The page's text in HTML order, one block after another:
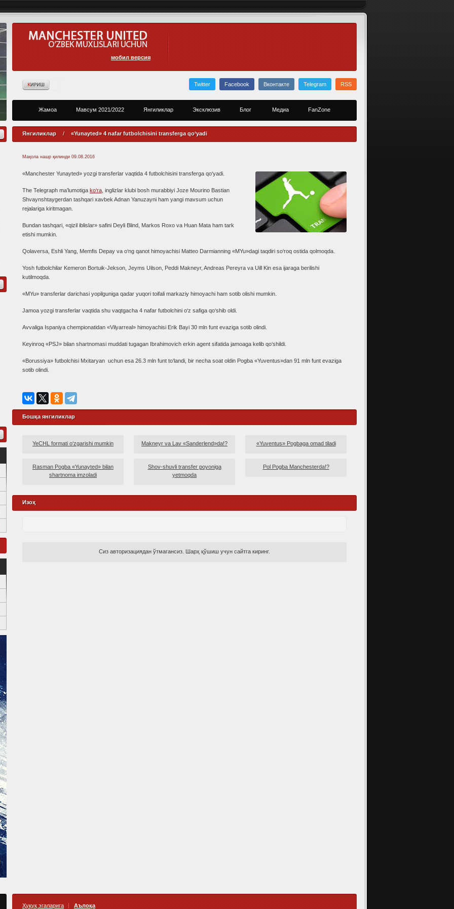
мобил версия
Twitter Facebook Вконтакте Telegram RSS
Жамоа Мавсум 2021/2022 Янгиликлар Эксклюзив Блог Медиа FanZone
Янгиликлар / «Yunayted» 4 nafar futbolchisini transferga qo‘yadi
Мақола нашр қилинди 09.08.2016
«Manchester Yunayted» yozgi transferlar vaqtida 4 futbolchisini transferga qo‘yadi.
The Telegraph ma’lumotiga ko‘ra , inglizlar klubi bosh murabbiyi Joze Mourino Bastian
Shvaynshtaygerdan tashqari xavbek Adnan Yanuzayni ham yangi mavsum uchun
rejalariga kiritmagan.
Bundan tashqari, «qizil iblislar» safini Deyli Blind, Markos Roxo va Huan Mata ham tark
etishi mumkin.
Qolaversa, Eshli Yang, Memfis Depay va o‘ng qanot himoyachisi Matteo Darmianning «MYu»dagi taqdiri so‘roq ostida qolmoqda.
Yosh futbolchilar Kemeron Bortuik-Jekson, Jeyms Uilson, Peddi Makneyr, Andreas Pereyra va Uill Kin esa ijaraga berilishi
kutilmoqda.
«MYu» transferlar darichasi yopilguniga qadar yuqori toifali markaziy himoyachi ham sotib olishi mumkin.
Jamoa yozgi transferlar vaqtida shu vaqtgacha 4 nafar futbolchini o‘z safiga qo‘shib oldi.
Avvaliga Ispaniya chempionatidan «Vilyarreal» himoyachisi Erik Bayi 30 mln funt evaziga sotib olindi.
Keyinroq «PSJ» bilan shartnomasi muddati tugagan Ibrahimovich erkin agent sifatida jamoaga kelib qo‘shildi.
«Borussiya» futbolchisi Mxitaryan uchun esa 26.3 mln funt to‘landi, bir necha soat oldin Pogba «Yuventus»dan 91 mln funt evaziga
sotib olindi.
Бошқа янгиликлар
YeCHL formati o‘zgarishi mumkin Makneyr va Lav «Sanderlend»da!? «Yuventus» Pogbaga omad tiladi
Rasman Pogba «Yunayted» bilan
shartnoma imzoladi
Shov-shuvli transfer poyoniga
yetmoqda
Pol Pogba Manchesterda!?
Изоҳ
Сиз авторизациядан ўтмагансиз. Шарҳ қўшиш учун сайтга киринг.
Ҳуқуқ эгаларига Аълоқа